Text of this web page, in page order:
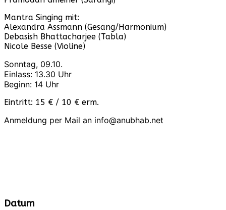
Mantra Singing mit:
Alexandra Assmann (Gesang/Harmonium)
Debasish Bhattacharjee (Tabla)
Nicole Besse (Violine)
Sonntag, 09.10.
Einlass: 13.30 Uhr
Beginn: 14 Uhr
Eintritt: 15 € / 10 € erm.
Anmeldung per Mail an info@anubhab.net
Datum